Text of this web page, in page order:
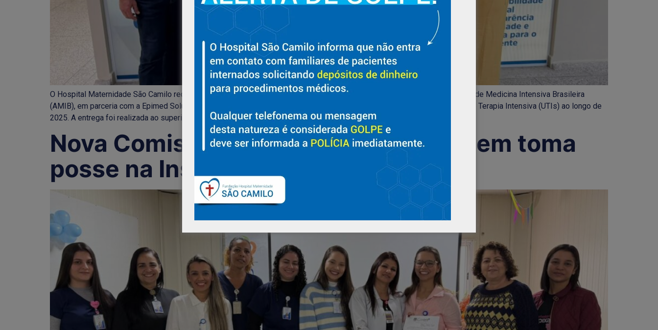
O Hospital Maternidade São Camilo recebeu, nesta quarta-feira (29), importantes certificações concedidas pela Associação de Medicina Intensiva Brasileira
(AMIB), em parceria com a Epimed Solutions, em reconhecimento ao desempenho assistencial alcançado pelas Unidades de Terapia Intensiva (UTIs) ao longo de
2025. A entrega foi realizada ao superintendente da instituição, Rubens Felix, acompanhado da diretora técnica, […]
Nova Comissão de Ética de Enfermagem toma
posse na Instituição